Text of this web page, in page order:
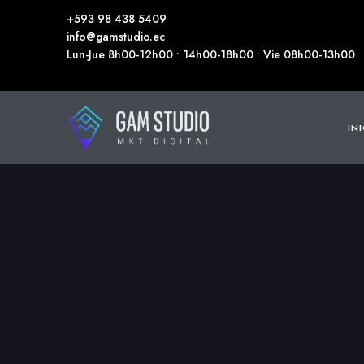
+593 98 438 5409
info@gamstudio.ec
Lun-Jue 8h00-12h00 • 14h00-18h00 • Vie 08h00-13h00